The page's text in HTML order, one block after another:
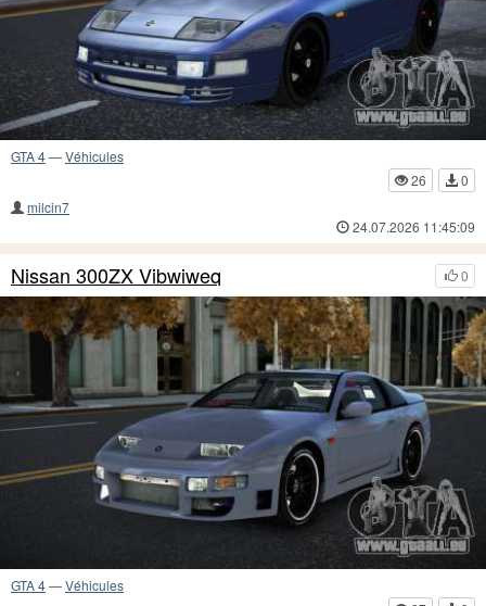
GTA 4—Véhicules
26
0
milcin7
24.07.2026 11:45:09
0
Nissan 300ZX Vibwiweq
GTA 4—Véhicules